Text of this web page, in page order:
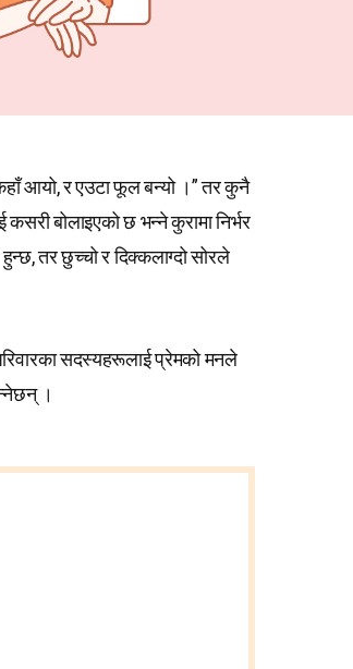
आयो, र एउटा फूल बन्यो ।” तर कुनै
बोलाइएको छ भन्ने कुरामा निर्भर
तर छुच्चो र दिक्कलाग्दो सोरले
सदस्यहरूलाई प्रेमको मनले
।